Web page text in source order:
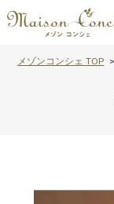
メゾンコンシェ TOP